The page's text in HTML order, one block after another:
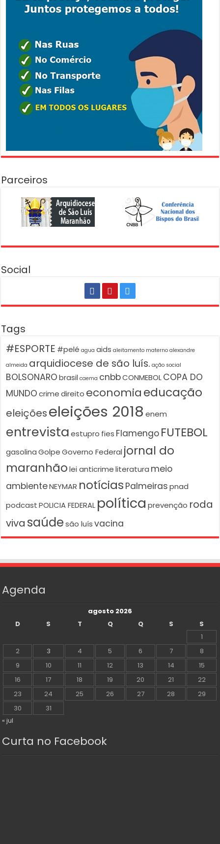
Parceiros
Social
Tags
#ESPORTE #pelé agua aids aleitamento materno alexandre
almeida arquidiocese de são luís. ação social
BOLSONARO brasil caema cnbbCONMEBOLCOPA DO
MUNDO crime direito economiaeducação
eleiçõeseleições 2018 enem
entrevista estupro fies Flamengo FUTEBOL
gasolina Golpe Governo Federal jornal do
maranhão lei anticrime literatura meio
ambienteNEYMAR notícias Palmeiras pnad
podcast POLICIA FEDERAL política prevenção roda
viva saúde são luís vacina
Agenda
agosto 2026
D
S T Q Q S
S
1
2
3 4 5 6 7
8
9
10 11 12 13 14
15
16
17 18 19 20 21
22
23
24 25 26 27 28
29
30
31
« jul
Curta no Facebook